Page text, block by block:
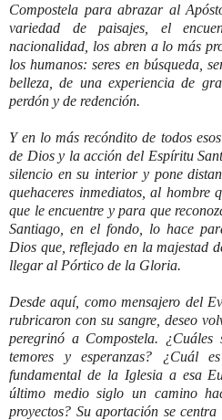
Compostela para abrazar al
variedad de paisajes, el
nacionalidad, los abren a lo más
los humanos: seres en búsqueda,
belleza, de una experiencia de
perdón y de redención.
Y en lo más recóndito de todos
de Dios y la acción del Espíritu
silencio en su interior y pone
quehaceres inmediatos, al
que le encuentre y para que
Santiago, en el fondo, lo hace
Dios que, reflejado en la majestad
llegar al Pórtico de la Gloria.
Desde aquí, como mensajero del
rubricaron con su sangre, deseo
peregrinó a Compostela. ¿Cuáles
temores y esperanzas? ¿Cuál
fundamental de la Iglesia a esa
último medio siglo un camino
proyectos? Su aportación se